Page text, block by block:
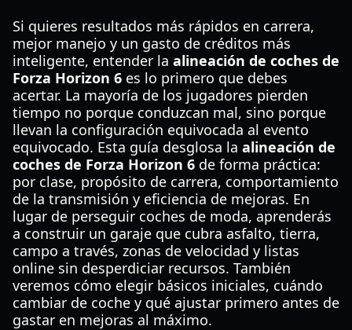
Si quieres resultados más rápidos en carrera,
mejor manejo y un gasto de créditos más
inteligente, entender la alineación de coches de
Forza Horizon 6 es lo primero que debes
acertar. La mayoría de los jugadores pierden
tiempo no porque conduzcan mal, sino porque
llevan la configuración equivocada al evento
equivocado. Esta guía desglosa la alineación de
coches de Forza Horizon 6 de forma práctica:
por clase, propósito de carrera, comportamiento
de la transmisión y eficiencia de mejoras. En
lugar de perseguir coches de moda, aprenderás
a construir un garaje que cubra asfalto, tierra,
campo a través, zonas de velocidad y listas
online sin desperdiciar recursos. También
veremos cómo elegir básicos iniciales, cuándo
cambiar de coche y qué ajustar primero antes de
gastar en mejoras al máximo.